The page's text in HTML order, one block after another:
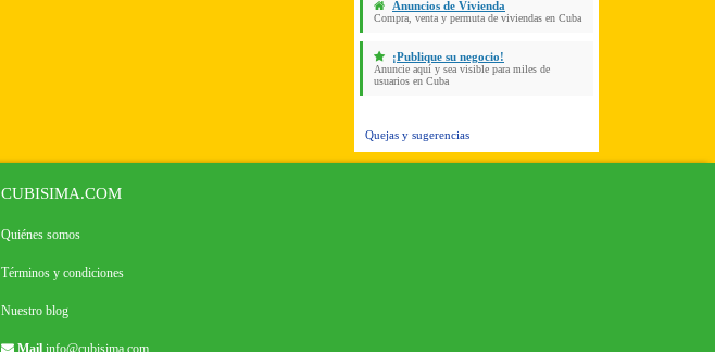
Anuncios de Vivienda
Compra, venta y permuta de viviendas en Cuba
¡Publique su negocio!
Anuncie aquí y sea visible para miles de
usuarios en Cuba
Quejas y sugerencias
CUBISIMA.COM
Quiénes somos
Términos y condiciones
Nuestro blog
Mail info@cubisima.com